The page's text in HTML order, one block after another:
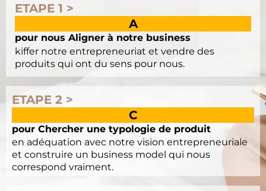
ETAPE 1 >
A
pour nous Aligner à notre business
kiffer notre entrepreneuriat et vendre des
produits qui ont du sens pour nous.
ETAPE 2 >
C
pour Chercher une typologie de produit
en adéquation avec notre vision entrepreneuriale
et construire un business model qui nous
correspond vraiment.